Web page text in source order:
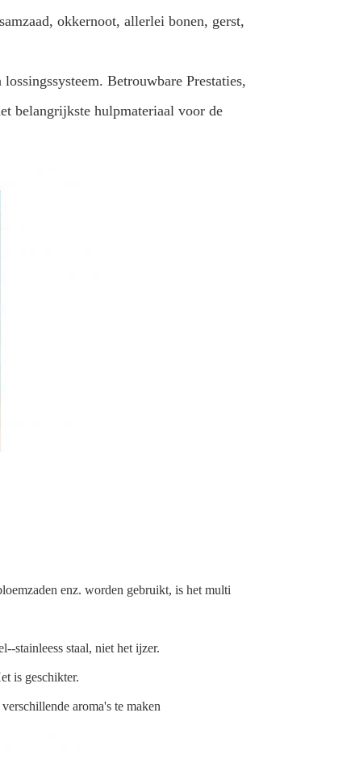
okkernoot, allerlei bonen, gerst,
Betrouwbare Prestaties,
belangrijkste hulpmateriaal voor de
enz. worden gebruikt, is het multi
stainleess staal, niet het ijzer.
is geschikter.
aroma's te maken